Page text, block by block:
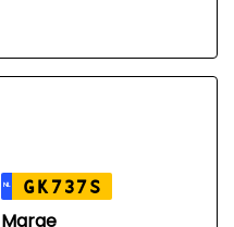
NL GK737S
Marge